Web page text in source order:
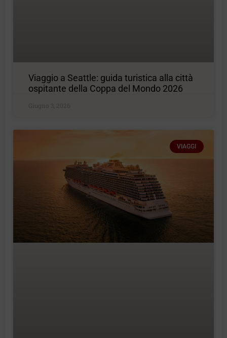
Viaggio a Seattle: guida turistica alla città
ospitante della Coppa del Mondo 2026
Giugno 3, 2026
VIAGGI